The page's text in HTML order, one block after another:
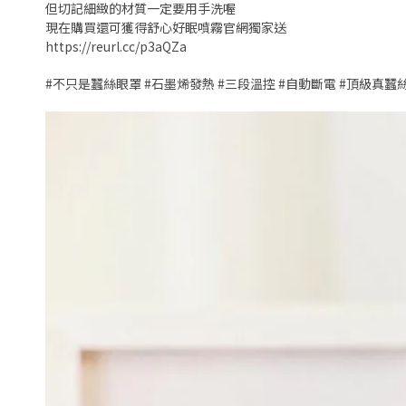
但切記細緻的材質一定要用手洗喔
現在購買還可獲得舒心好眠噴霧官網獨家送
https://reurl.cc/p3aQZa
#不只是蠶絲眼罩 #石墨烯發熱 #三段溫控 #自動斷電 #頂級真蠶